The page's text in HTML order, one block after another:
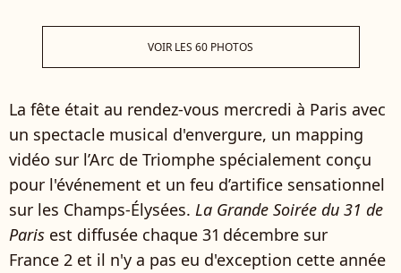
VOIR LES 60 PHOTOS
La fête était au rendez-vous mercredi à Paris avec
un spectacle musical d'envergure, un mapping
vidéo sur l’Arc de Triomphe spécialement conçu
pour l'événement et un feu d’artifice sensationnel
sur les Champs‑Élysées. La Grande Soirée du 31 de
Paris est diffusée chaque 31 décembre sur
France 2 et il n'y a pas eu d'exception cette année